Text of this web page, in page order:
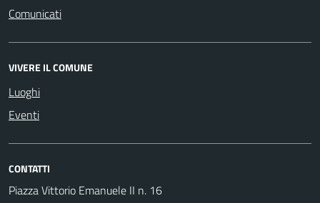
Comunicati
VIVERE IL COMUNE
Luoghi
Eventi
CONTATTI
Piazza Vittorio Emanuele II n. 16